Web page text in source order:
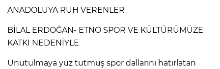
ANADOLUYA RUH VERENLER
BİLAL ERDOĞAN- ETNO SPOR VE KÜLTÜRÜMÜZE
KATKI NEDENİYLE
Unutulmaya yüz tutmuş spor dallarını hatırlatan